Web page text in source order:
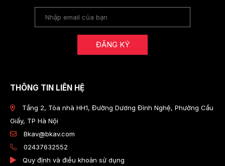
ĐĂNG KÝ
THÔNG TIN LIÊN HỆ
Tầng 2, Tòa nhà HH1, Đường Dương Đình Nghệ, Phường Cầu
Giấy, TP Hà Nội
Bkav@bkav.com
02437632552
Quy định và điều khoản sử dụng